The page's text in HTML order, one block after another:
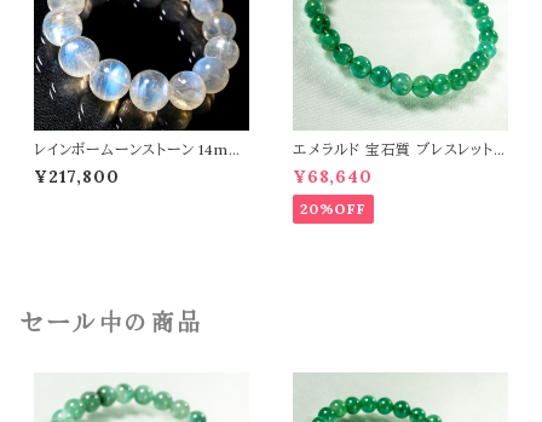
レインボームーンストーン 14mm
ブレスレット 曹灰長石 パワース
トーン 天然石 t0581
¥217,800
エメラルド 宝石質 ブレスレット
パワーストーン 天然石 t0544
¥68,640
20%OFF
セール中の商品